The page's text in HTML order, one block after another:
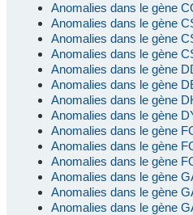
Anomalies dans le gène
Anomalies dans le gène
Anomalies dans le gène
Anomalies dans le gène
Anomalies dans le gène
Anomalies dans le gène
Anomalies dans le gène
Anomalies dans le gène
Anomalies dans le gène
Anomalies dans le gène
Anomalies dans le gène
Anomalies dans le gène
Anomalies dans le gène
Anomalies dans le gène